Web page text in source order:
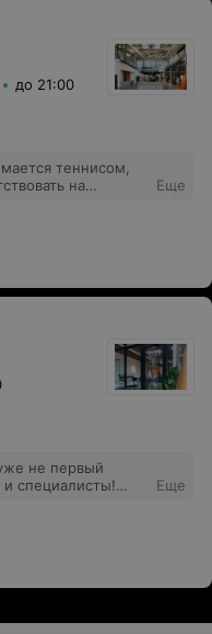
до 21:00
теннисом,
на
плюс! Но
с трансляцией и
Еще
не первый
и специалисты!
для людей,
Особая
После
красивой кожей,
проходит
Еще